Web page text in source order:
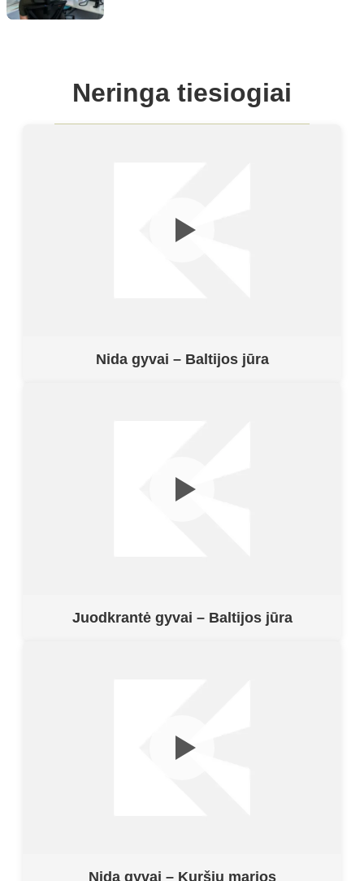
Neringa tiesiogiai
Nida gyvai – Baltijos jūra
Juodkrantė gyvai – Baltijos jūra
Nida gyvai – Kuršių marios